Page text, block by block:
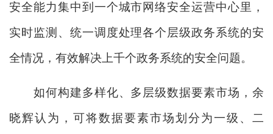
安全能力集中到一个城市网络安全运营中心里，
实时监测、统一调度处理各个层级政务系统的安
全情况，有效解决上千个政务系统的安全问题。
如何构建多样化、多层级数据要素市场，余
晓辉认为，可将数据要素市场划分为一级、二